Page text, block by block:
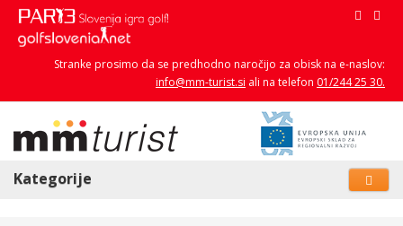
Stranke prosimo da se predhodno naročijo za obisk na e-naslov:
info@mm-turist.si ali na telefon 01/244 25 30.
Kategorije